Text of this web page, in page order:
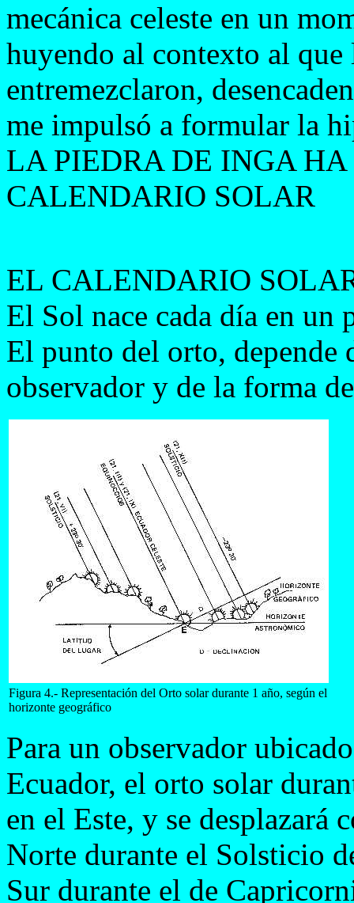
mecánica celeste en un
huyendo al contexto al que
entremezclaron,
me impulsó a formular la
LA PIEDRA DE INGA
CALENDARIO SOLAR
EL CALENDARIO
El Sol nace cada día en
El punto del orto, depende
observador y de la forma
Figura 4.- Representación del Orto solar durante 1 año, según el
horizonte geográfico
Para un observador
Ecuador, el orto solar
en el Este, y se desplazará
Norte durante el Solsticio
Sur durante el de